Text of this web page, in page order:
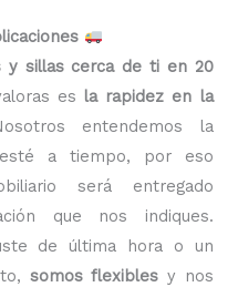
y sillas cerca de ti en 20
es la rapidez en la
entendemos la
a tiempo, por eso
será entregado
que nos indiques.
de última hora o un
somos flexibles y nos